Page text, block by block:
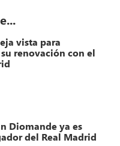
vista para
renovación con el
Diomande ya es
del Real Madrid